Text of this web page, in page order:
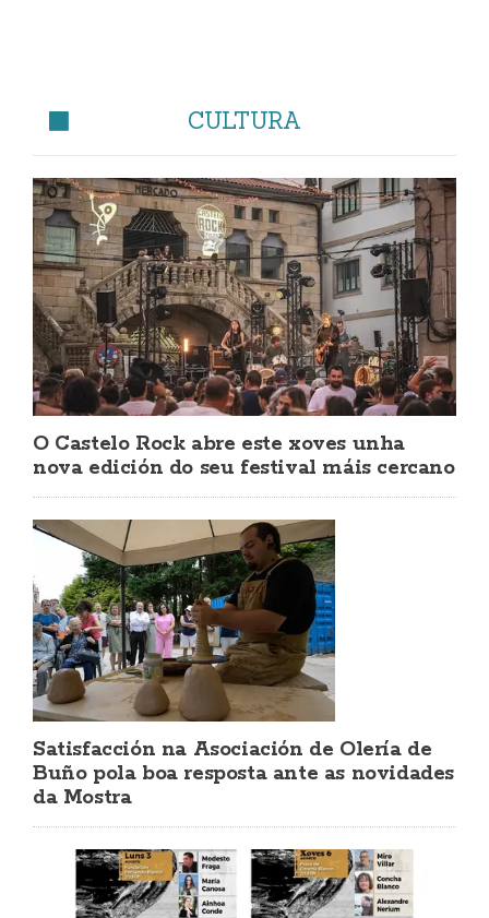
CULTURA
O Castelo Rock abre este xoves unha
nova edición do seu festival máis cercano
Satisfacción na Asociación de Olería de
Buño pola boa resposta ante as novidades
da Mostra